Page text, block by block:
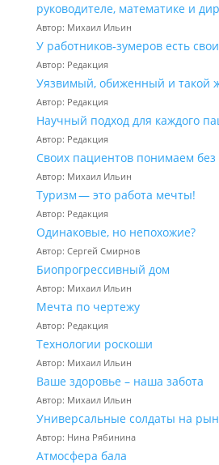
руководителе, математике и
Автор: Михаил Ильин
У работников‑зумеров есть
Автор: Редакция
Уязвимый, обиженный и такой
Автор: Редакция
Научный подход для каждого
Автор: Редакция
Своих пациентов понимаем без
Автор: Михаил Ильин
Туризм — это работа мечты!
Автор: Редакция
Одинаковые, но непохожие?
Автор: Сергей Смирнов
Биопрогрессивный дом
Автор: Михаил Ильин
Мечта по чертежу
Автор: Редакция
Технологии роскоши
Автор: Михаил Ильин
Ваше здоровье – наша забота
Автор: Михаил Ильин
Универсальные солдаты на
Автор: Нина Рябинина
Атмосфера бала